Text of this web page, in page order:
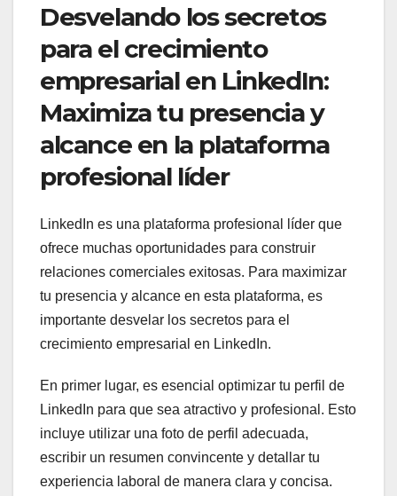
Desvelando los secretos
para el crecimiento
empresarial en LinkedIn:
Maximiza tu presencia y
alcance en la plataforma
profesional líder
LinkedIn es una plataforma profesional líder que
ofrece muchas oportunidades para construir
relaciones comerciales exitosas. Para maximizar
tu presencia y alcance en esta plataforma, es
importante desvelar los secretos para el
crecimiento empresarial en LinkedIn.
En primer lugar, es esencial optimizar tu perfil de
LinkedIn para que sea atractivo y profesional. Esto
incluye utilizar una foto de perfil adecuada,
escribir un resumen convincente y detallar tu
experiencia laboral de manera clara y concisa.